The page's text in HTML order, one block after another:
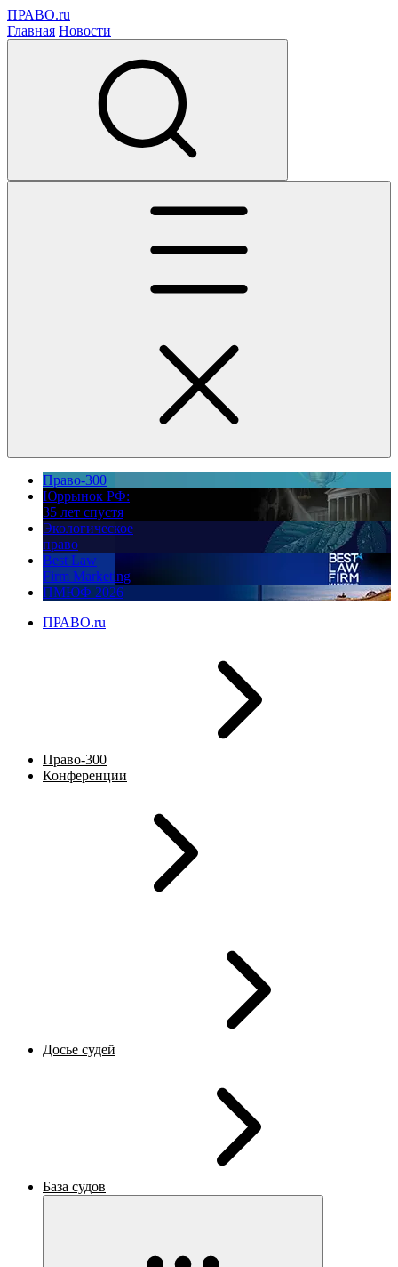
ПРАВО.ru
Главная Новости
Право-300
Юррынок РФ:
35 лет спустя
Экологическое
право
Best Law
Firm Marketing
ПМЮФ 2026
ПРАВО.ru
Право-300
Конференции
Досье судей
База судов